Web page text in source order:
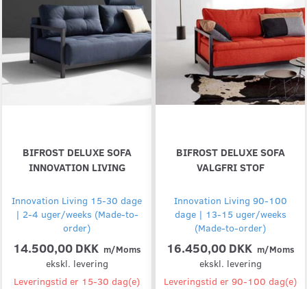
BIFROST DELUXE SOFA
INNOVATION LIVING
Innovation Living 15-30 dage
| 2-4 uger/weeks (Made-to-
order)
14.500,00 DKK m/Moms
ekskl. levering
Leveringstid er 15-30 dag(e)
BIFROST DELUXE SOFA
VALGFRI STOF
Innovation Living 90-100
dage | 13-15 uger/weeks
(Made-to-order)
16.450,00 DKK m/Moms
ekskl. levering
Leveringstid er 90-100 dag(e)